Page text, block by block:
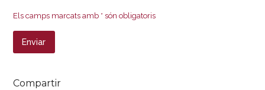
Els camps marcats amb * són obligatoris
Compartir